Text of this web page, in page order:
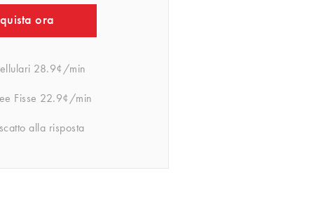
ora
28.9¢/min
Fisse 22.9¢/min
alla risposta